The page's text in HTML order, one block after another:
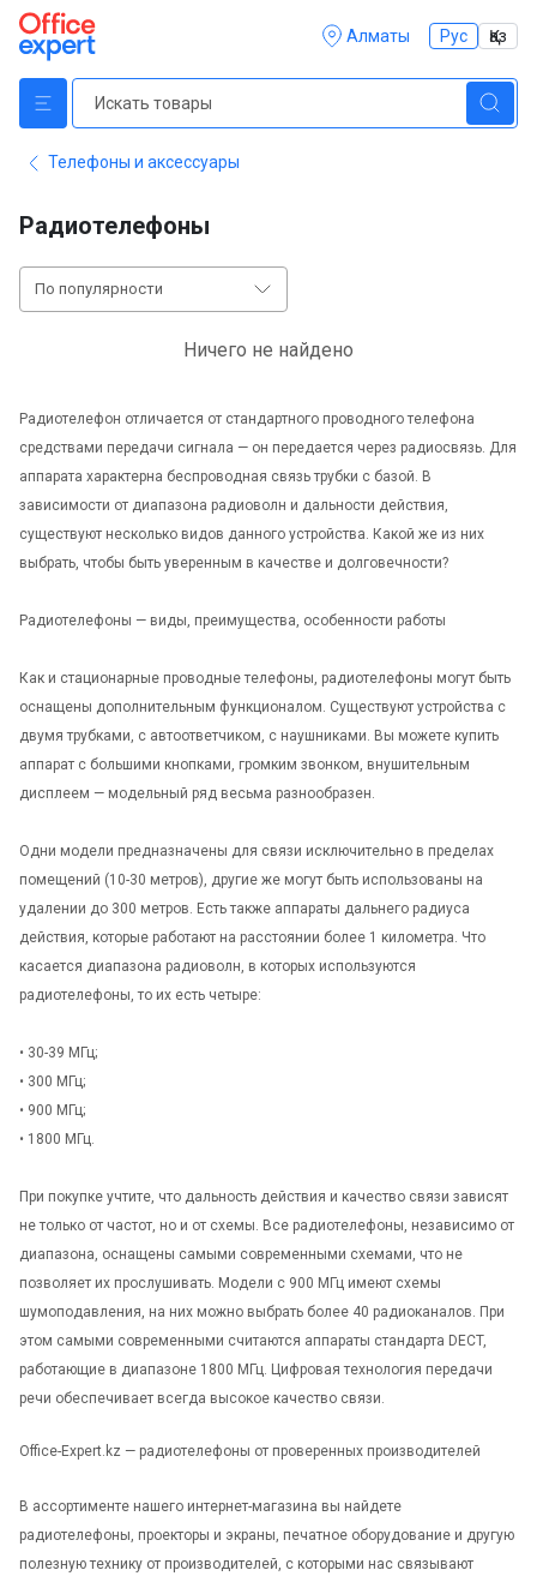
Алматы Рус Қаз
Телефоны и аксессуары
Радиотелефоны
По популярности
Ничего не найдено
Радиотелефон отличается от стандартного проводного телефона
средствами передачи сигнала — он передается через радиосвязь. Для
аппарата характерна беспроводная связь трубки с базой. В
зависимости от диапазона радиоволн и дальности действия,
существуют несколько видов данного устройства. Какой же из них
выбрать, чтобы быть уверенным в качестве и долговечности?
Радиотелефоны — виды, преимущества, особенности работы
Как и стационарные проводные телефоны, радиотелефоны могут быть
оснащены дополнительным функционалом. Существуют устройства с
двумя трубками, с автоответчиком, с наушниками. Вы можете купить
аппарат с большими кнопками, громким звонком, внушительным
дисплеем — модельный ряд весьма разнообразен.
Одни модели предназначены для связи исключительно в пределах
помещений (10-30 метров), другие же могут быть использованы на
удалении до 300 метров. Есть также аппараты дальнего радиуса
действия, которые работают на расстоянии более 1 километра. Что
касается диапазона радиоволн, в которых используются
радиотелефоны, то их есть четыре:
• 30-39 МГц;
• 300 МГц;
• 900 МГц;
• 1800 МГц.
При покупке учтите, что дальность действия и качество связи зависят
не только от частот, но и от схемы. Все радиотелефоны, независимо от
диапазона, оснащены самыми современными схемами, что не
позволяет их прослушивать. Модели с 900 МГц имеют схемы
шумоподавления, на них можно выбрать более 40 радиоканалов. При
этом самыми современными считаются аппараты стандарта DECT,
работающие в диапазоне 1800 МГц. Цифровая технология передачи
речи обеспечивает всегда высокое качество связи.
Office-Expert.kz — радиотелефоны от проверенных производителей
В ассортименте нашего интернет-магазина вы найдете
радиотелефоны, проекторы и экраны, печатное оборудование и другую
полезную технику от производителей, с которыми нас связывают